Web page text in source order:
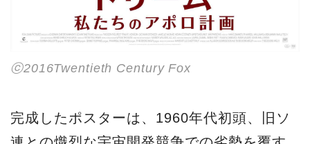
メアリーが集結。「宇宙飛行士ジョン・グ
レンを宇宙空間に送り出し無事に帰還させ
る」という合衆国の威信をかけた一大事業
た3人が遥かなる宇宙を見上げ、それを支え
るかのごとく並ぶ周囲の人物たちからも、